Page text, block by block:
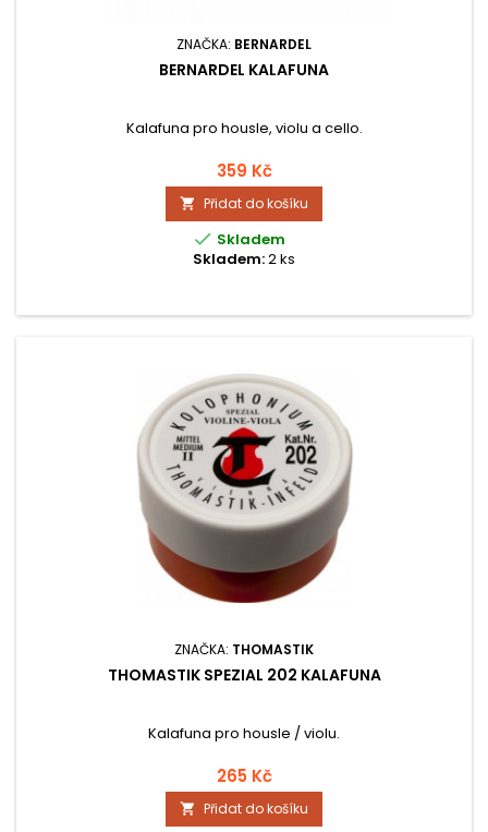
ZNAČKA: BERNARDEL
BERNARDEL KALAFUNA
Kalafuna pro housle, violu a cello.
359 Kč
 Přidat do košíku
 Skladem
Skladem:2 ks
ZNAČKA: THOMASTIK
THOMASTIK SPEZIAL 202 KALAFUNA
Kalafuna pro housle / violu.
265 Kč
 Přidat do košíku